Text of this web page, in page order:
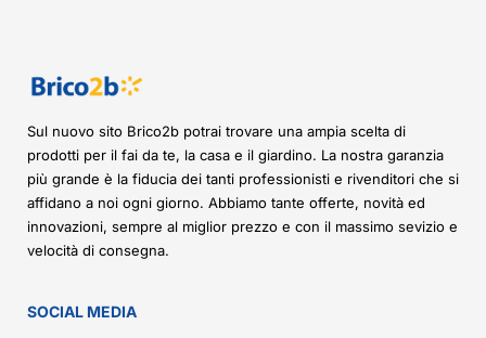
Sul nuovo sito Brico2b potrai trovare una ampia scelta di
prodotti per il fai da te, la casa e il giardino. La nostra garanzia
più grande è la fiducia dei tanti professionisti e rivenditori che si
affidano a noi ogni giorno. Abbiamo tante offerte, novità ed
innovazioni, sempre al miglior prezzo e con il massimo sevizio e
velocità di consegna.
SOCIAL MEDIA